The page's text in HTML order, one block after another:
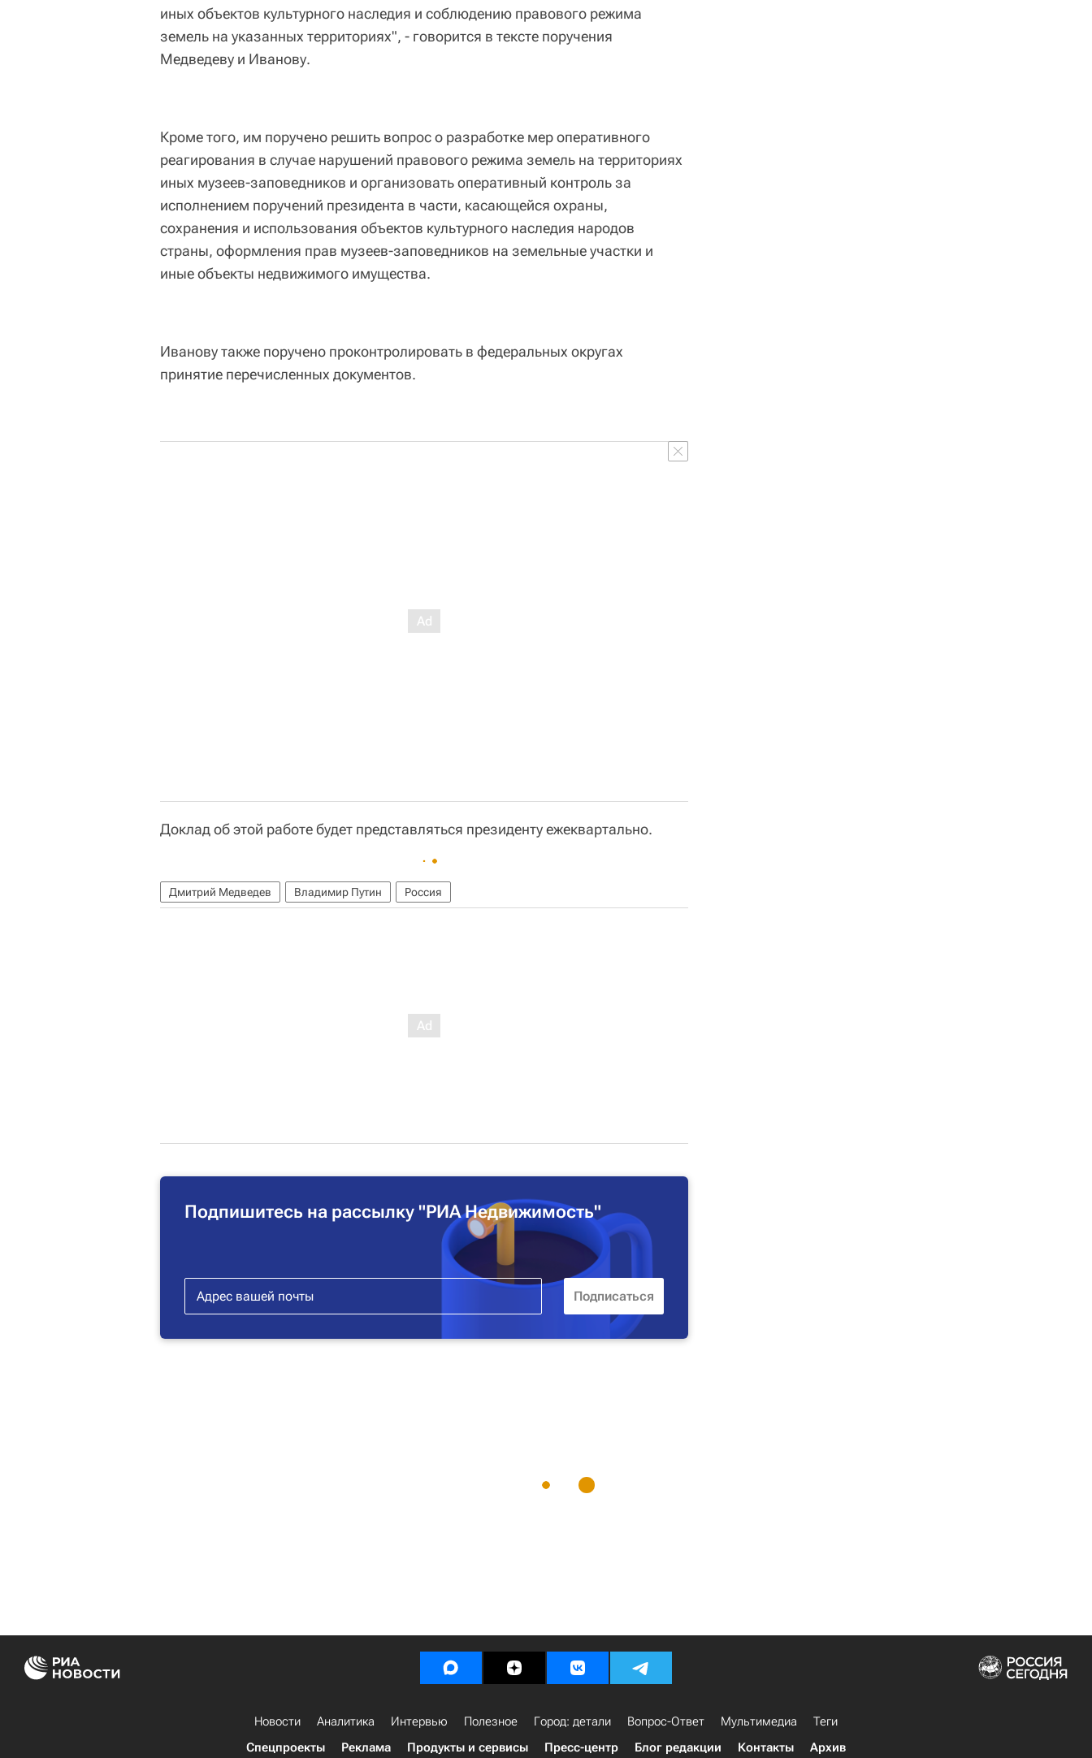
иных объектов культурного наследия и соблюдению правового режима
земель на указанных территориях", - говорится в тексте поручения
Медведеву и Иванову.
Кроме того, им поручено решить вопрос о разработке мер оперативного
реагирования в случае нарушений правового режима земель на территориях
иных музеев-заповедников и организовать оперативный контроль за
исполнением поручений президента в части, касающейся охраны,
сохранения и использования объектов культурного наследия народов
страны, оформления прав музеев-заповедников на земельные участки и
иные объекты недвижимого имущества.
Иванову также поручено проконтролировать в федеральных округах
принятие перечисленных документов.
Доклад об этой работе будет представляться президенту ежеквартально.
Дмитрий Медведев Владимир Путин Россия
Подпишитесь на рассылку "РИА Недвижимость"
Новости Аналитика Интервью Полезное Город: детали Вопрос-Ответ Мультимедиа
Теги
Спецпроекты
Реклама Продукты и сервисы Пресс-центр Блог редакции Контакты Архив